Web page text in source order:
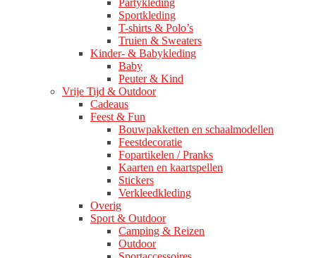
Sportkleding
T-shirts & Polo’s
Truien & Sweaters
Kinder- & Babykleding
Baby
Peuter & Kind
Vrije Tijd & Outdoor
Cadeaus
Feest & Fun
Bouwpakketten en schaalmodellen
Feestdecoratie
Fopartikelen / Pranks
Kaarten en kaartspellen
Stickers
Verkleedkleding
Overig
Sport & Outdoor
Camping & Reizen
Outdoor